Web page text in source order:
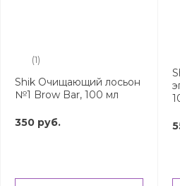
(1)
Shik Очищающий лосьон
№1 Brow Bar, 100 мл
350 руб.